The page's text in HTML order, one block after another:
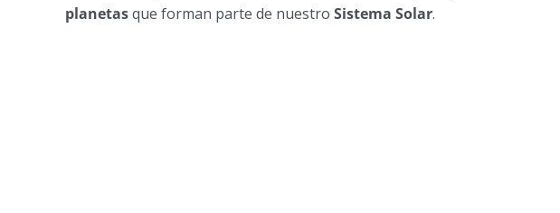
planetasque forman parte de nuestro Sistema Solar.